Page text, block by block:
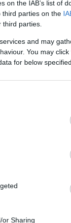
on the IAB’s list of
third parties on the
parties.
and may
You may
for below
or Sharing
ma non
del
i riflettori
che impatto
prova
come
alcune
aumento
sorge